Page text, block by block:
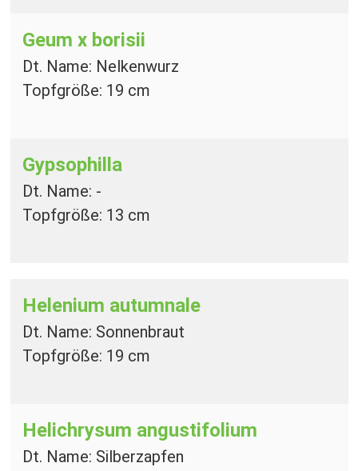
Geum x borisii
Dt. Name: Nelkenwurz
Topfgröße: 19 cm
Gypsophilla
Dt. Name: -
Topfgröße: 13 cm
Helenium autumnale
Dt. Name: Sonnenbraut
Topfgröße: 19 cm
Helichrysum angustifolium
Dt. Name: Silberzapfen